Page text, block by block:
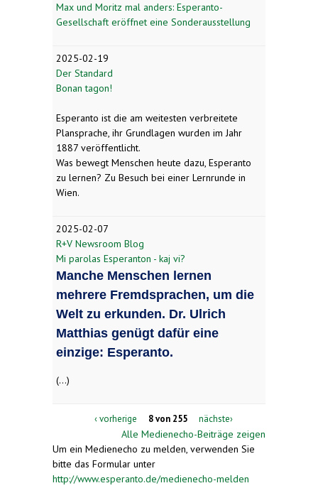
Max und Moritz mal anders: Esperanto-
Gesellschaft eröffnet eine Sonderausstellung
2025-02-19
Der Standard
Bonan tagon!
Esperanto ist die am weitesten verbreitete
Plansprache, ihr Grundlagen wurden im Jahr
1887 veröffentlicht.
Was bewegt Menschen heute dazu, Esperanto
zu lernen? Zu Besuch bei einer Lernrunde in
Wien.
2025-02-07
R+V Newsroom Blog
Mi parolas Esperanton - kaj vi?
Manche Menschen lernen
mehrere Fremdsprachen, um die
Welt zu erkunden. Dr. Ulrich
Matthias genügt dafür eine
einzige: Esperanto.
(...)
‹ vorherige 8 von 255 nächste›
Alle Medienecho-Beiträge zeigen
Um ein Medienecho zu melden, verwenden Sie
bitte das Formular unter
http://www.esperanto.de/medienecho-melden